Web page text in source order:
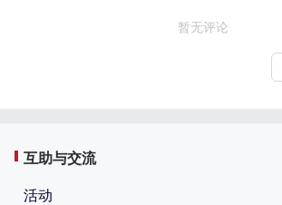
暂无评论
互助与交流
活动